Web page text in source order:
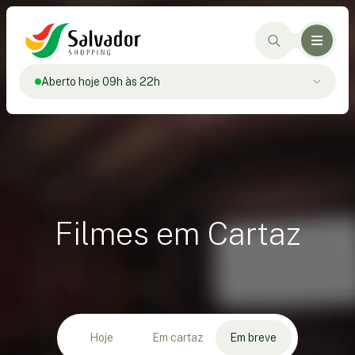
Aberto hoje 09h às 22h
Filmes em Cartaz
Hoje Em cartaz Em breve